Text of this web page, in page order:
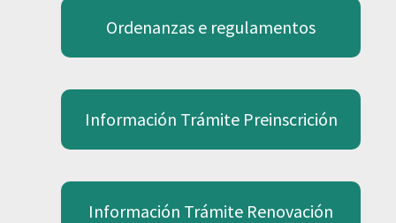
Ordenanzas e regulamentos
Información Trámite Preinscrición
Información Trámite Renovación